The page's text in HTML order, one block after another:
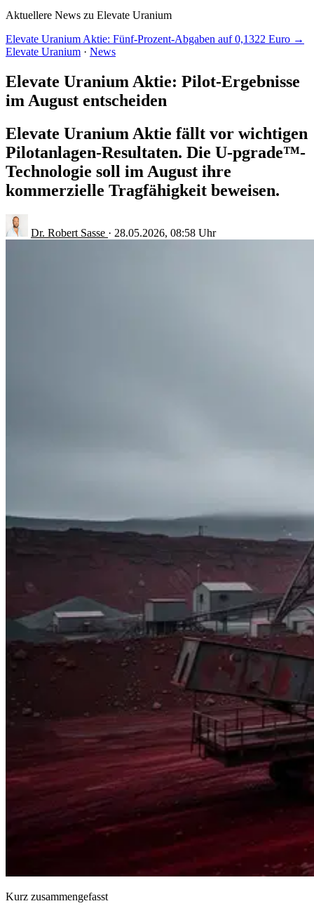
Aktuellere News zu Elevate Uranium
Elevate Uranium Aktie: Fünf-Prozent-Abgaben auf 0,1322 Euro →
Elevate Uranium · News
Elevate Uranium Aktie: Pilot-Ergebnisse
im August entscheiden
Elevate Uranium Aktie fällt vor wichtigen
Pilotanlagen-Resultaten. Die U-pgrade™-
Technologie soll im August ihre
kommerzielle Tragfähigkeit beweisen.
Dr. Robert Sasse · 28.05.2026, 08:58 Uhr
Kurz zusammengefasst